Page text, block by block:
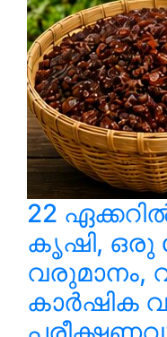
22
കൃഷി, ഒരു
വരുമാനം,
കാർഷിക